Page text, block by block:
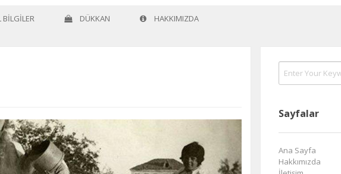
BILGILER DÜKKAN HAKKIMIZDA
Sayfalar
Ana Sayfa
Hakkımızda